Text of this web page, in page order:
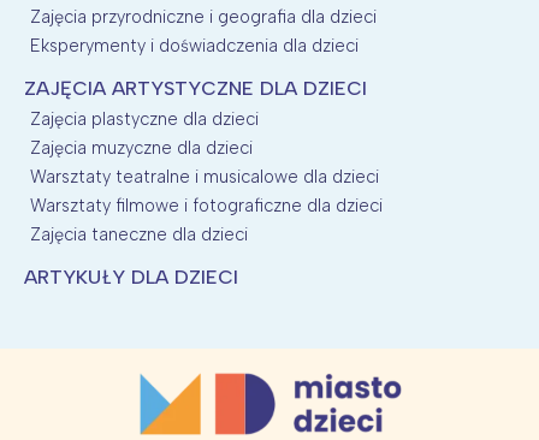
Zajęcia przyrodniczne i geografia dla dzieci
Eksperymenty i doświadczenia dla dzieci
ZAJĘCIA ARTYSTYCZNE DLA DZIECI
Zajęcia plastyczne dla dzieci
Zajęcia muzyczne dla dzieci
Warsztaty teatralne i musicalowe dla dzieci
Warsztaty filmowe i fotograficzne dla dzieci
Zajęcia taneczne dla dzieci
ARTYKUŁY DLA DZIECI